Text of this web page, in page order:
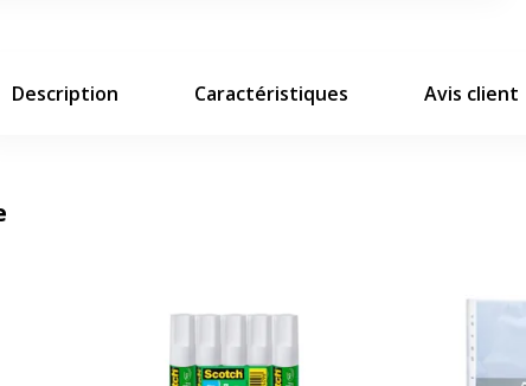
Description Caractéristiques Avis client